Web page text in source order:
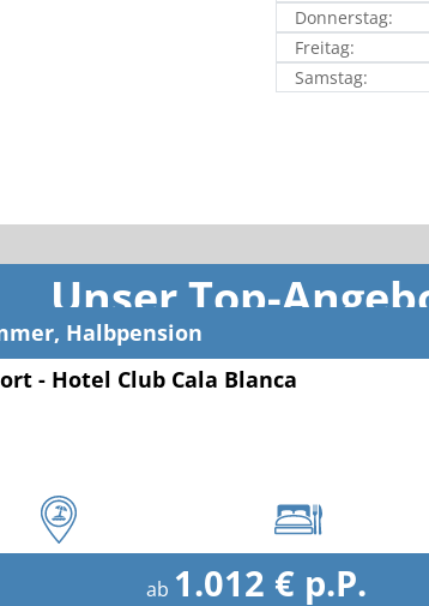
Donnerstag:
Freitag:
Samstag:
Unser Top-
Halbpension
- Hotel Club Cala Blanca
ab 1.012 € p.P.